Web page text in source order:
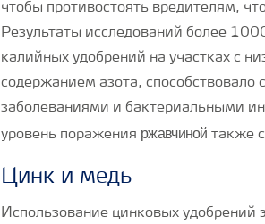
чтобы противостоять вредителям,
Результаты исследований более
калийных удобрений на участках с
содержанием азота,
заболеваниями и бактериальными
уровень поражения ржавчиной также
Цинк и медь
Использование цинковых удобрений